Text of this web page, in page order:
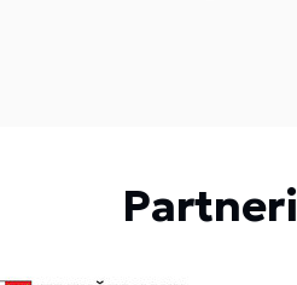
Partneri